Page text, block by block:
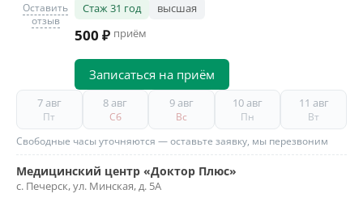
Оставить
отзыв
Стаж 31 год высшая
500 ₽ приём
Записаться на приём
7 авг
Пт
8 авг
Сб
9 авг
Вс
10 авг
Пн
11 авг
Вт
Свободные часы уточняются — оставьте заявку, мы перезвоним
Медицинский центр «Доктор Плюс»
с. Печерск, ул. Минская, д. 5А